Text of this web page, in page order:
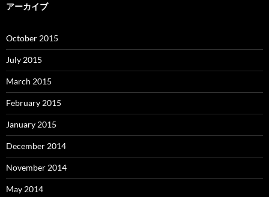
アーカイブ
October 2015
July 2015
March 2015
February 2015
January 2015
December 2014
November 2014
May 2014